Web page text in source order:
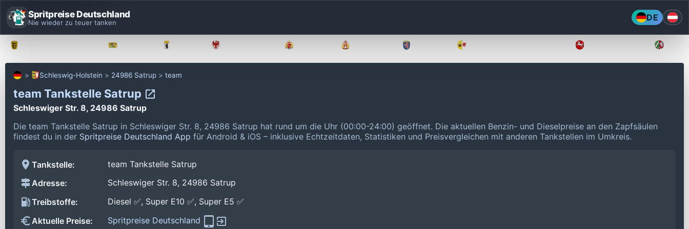
Spritpreise Deutschland
Nie wieder zu teuer tanken DE
Schleswig-Holstein 24986 Satrup team
team Tankstelle Satrup
Schleswiger Str. 8, 24986 Satrup
Die team Tankstelle Satrup in Schleswiger Str. 8, 24986 Satrup hat rund um die Uhr (00:00-24:00) geöffnet. Die aktuellen Benzin- und Dieselpreise an den Zapfsäulen
findest du in der Spritpreise Deutschland App für Android & iOS – inklusive Echtzeitdaten, Statistiken und Preisvergleichen mit anderen Tankstellen im Umkreis.
Tankstelle:
team Tankstelle Satrup
Adresse:
Schleswiger Str. 8, 24986 Satrup
Treibstoffe:
Diesel ✅, Super E10 ✅, Super E5 ✅
Aktuelle Preise:
Spritpreise Deutschland